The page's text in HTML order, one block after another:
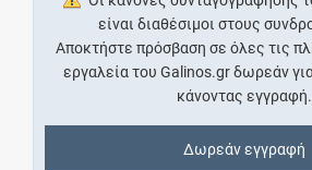
είναι διαθέσιμοι στους
Αποκτήστε πρόσβαση σε όλες τις
εργαλεία του Galinos.gr δωρεάν
κάνοντας εγγραφή.
Δωρεάν εγγραφή